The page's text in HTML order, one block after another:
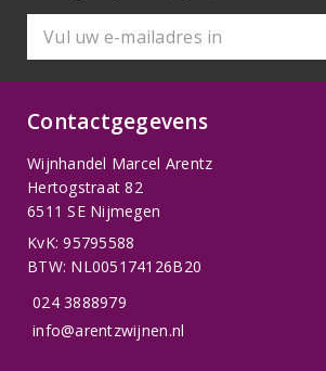
Contactgegevens
Wijnhandel Marcel Arentz
Hertogstraat 82
6511 SE Nijmegen
KvK: 95795588
BTW: NL005174126B20
024 3888979
info@arentzwijnen.nl